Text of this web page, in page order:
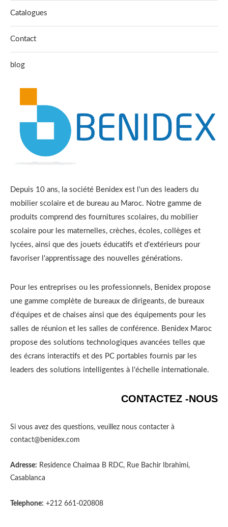
Catalogues
Contact
blog
Depuis 10 ans, la société Benidex est l'un des leaders du
mobilier scolaire et de bureau au Maroc. Notre gamme de
produits comprend des fournitures scolaires, du mobilier
scolaire pour les maternelles, crèches, écoles, collèges et
lycées, ainsi que des jouets éducatifs et d'extérieurs pour
favoriser l'apprentissage des nouvelles générations.
Pour les entreprises ou les professionnels, Benidex propose
une gamme complète de bureaux de dirigeants, de bureaux
d'équipes et de chaises ainsi que des équipements pour les
salles de réunion et les salles de conférence. Benidex Maroc
propose des solutions technologiques avancées telles que
des écrans interactifs et des PC portables fournis par les
leaders des solutions intelligentes à l'échelle internationale.
CONTACTEZ -NOUS
Si vous avez des questions, veuillez nous contacter à
contact@benidex.com
Adresse: Residence Chaimaa B RDC, Rue Bachir Ibrahimi,
Casablanca
Telephone: +212 661-020808